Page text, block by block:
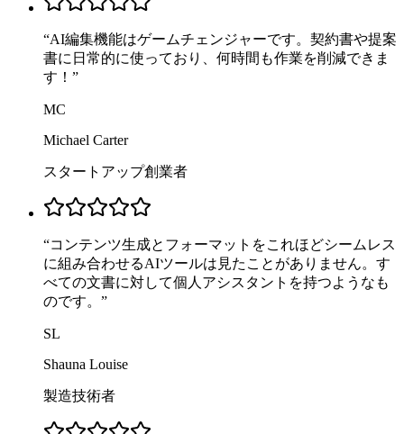
“AI編集機能はゲームチェンジャーです。契約書や提案
書に日常的に使っており、何時間も作業を削減できま
す！ ”
MC
Michael Carter
スタートアップ創業者
“コンテンツ生成とフォーマットをこれほどシームレス
に組み合わせるAIツールは見たことがありません。す
べての文書に対して個人アシスタントを持つようなも
のです。 ”
SL
Shauna Louise
製造技術者